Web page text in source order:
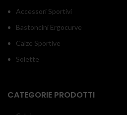
Accessori Sportivi
Bastoncini Ergocurve
Calze Sportive
Solette
CATEGORIE PRODOTTI